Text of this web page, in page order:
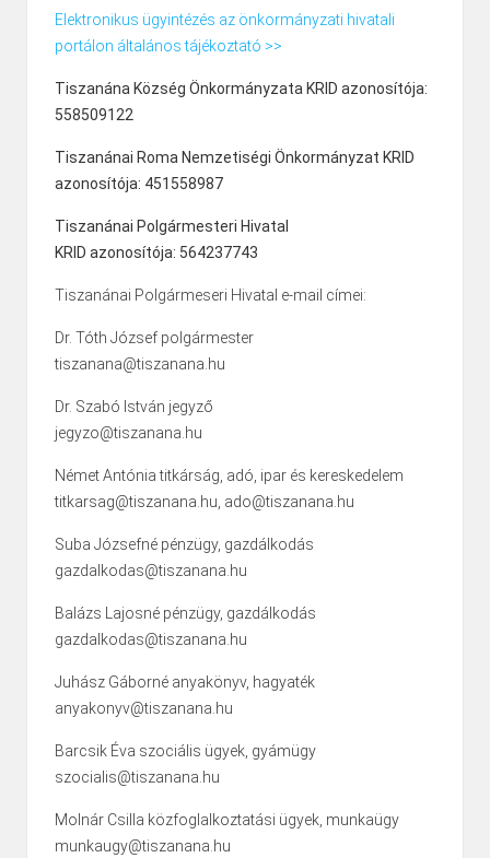
Elektronikus ügyintézés az önkormányzati hivatali
portálon általános tájékoztató >>
Tiszanána Község Önkormányzata KRID azonosítója:
558509122
Tiszanánai Roma Nemzetiségi Önkormányzat KRID
azonosítója: 451558987
Tiszanánai Polgármesteri Hivatal
KRID azonosítója: 564237743
Tiszanánai Polgármeseri Hivatal e-mail címei:
Dr. Tóth József polgármester
tiszanana@tiszanana.hu
Dr. Szabó István jegyző
jegyzo@tiszanana.hu
Német Antónia titkárság, adó, ipar és kereskedelem
titkarsag@tiszanana.hu, ado@tiszanana.hu
Suba Józsefné pénzügy, gazdálkodás
gazdalkodas@tiszanana.hu
Balázs Lajosné pénzügy, gazdálkodás
gazdalkodas@tiszanana.hu
Juhász Gáborné anyakönyv, hagyaték
anyakonyv@tiszanana.hu
Barcsik Éva szociális ügyek, gyámügy
szocialis@tiszanana.hu
Molnár Csilla közfoglalkoztatási ügyek, munkaügy
munkaugy@tiszanana.hu